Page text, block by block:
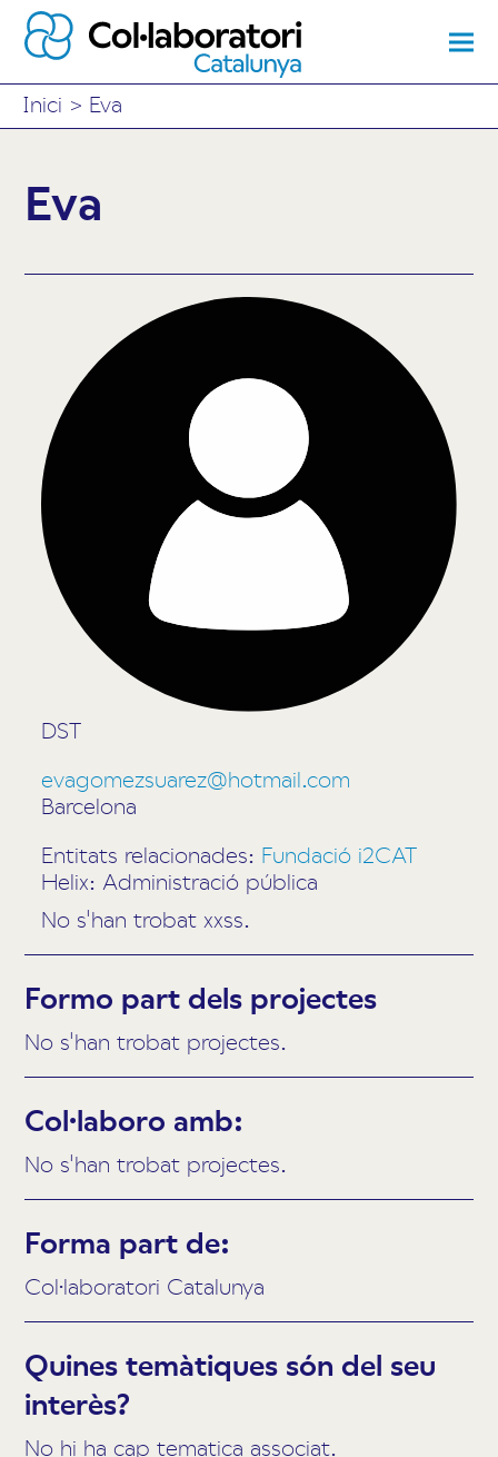
Inici > Eva
Eva
DST
evagomezsuarez@hotmail.com
Barcelona
Entitats relacionades: Fundació i2CAT
Helix: Administració pública
No s'han trobat xxss.
Formo part dels projectes
No s'han trobat projectes.
Col·laboro amb:
No s'han trobat projectes.
Forma part de:
Col·laboratori Catalunya
Quines temàtiques són del seu
interès?
No hi ha cap tematica associat.